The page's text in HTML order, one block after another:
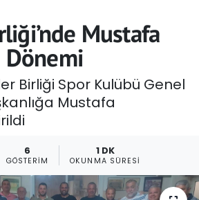
Mustafa
Birliği Spor Kulübü Genel
Mustafa
6
GÖSTERIM
1 DK
OKUNMA SÜRESI